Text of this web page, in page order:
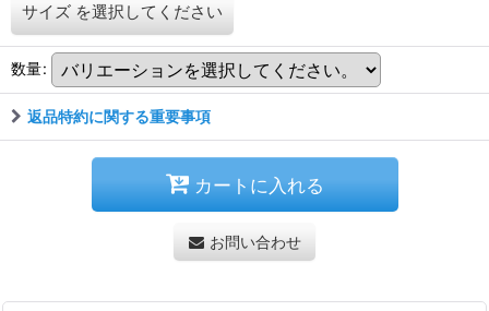
サイズ を選択してください
数量:
返品特約に関する重要事項
カートに入れる
お問い合わせ